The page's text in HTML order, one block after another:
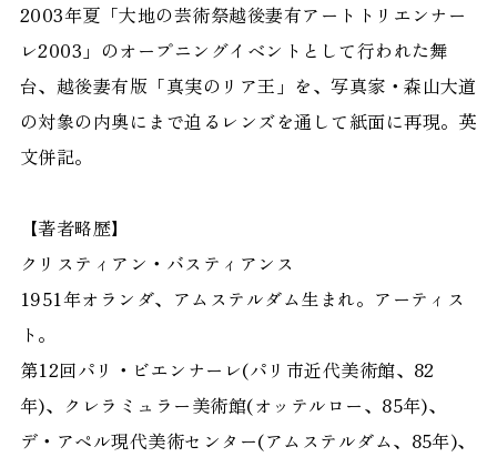
2003年夏「大地の芸術祭越後妻有アートトリエンナー
レ2003」のオープニングイベントとして行われた舞
台、越後妻有版「真実のリア王」を、写真家・森山大道
の対象の内奥にまで迫るレンズを通して紙面に再現。英
文併記。
【著者略歴】
クリスティアン・バスティアンス
1951年オランダ、アムステルダム生まれ。アーティス
ト。
第12回パリ・ビエンナーレ(パリ市近代美術館、82
年)、クレラミュラー美術館(オッテルロー、85年)、
デ・アペル現代美術センター(アムステルダム、85年)、